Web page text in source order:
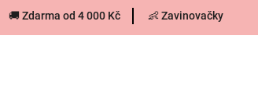
🚚 Zdarma od 4 000 Kč 👶 Zavinovačky